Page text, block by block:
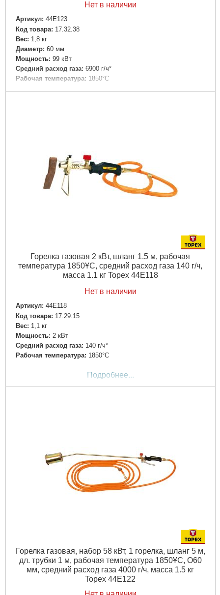
Нет в наличии
Артикул: 44E123
Код товара: 17.32.38
Вес: 1,8 кг
Диаметр: 60 мм
Мощность: 99 кВт
Средний расход газа: 6900 г/ч°
Рабочая температура: 1850°C
Горелка газовая 2 кВт, шланг 1.5 м, рабочая
температура 1850ҰC, средний расход газа 140 г/ч,
масса 1.1 кг Topex 44E118
Нет в наличии
Артикул: 44E118
Код товара: 17.29.15
Вес: 1,1 кг
Мощность: 2 кВт
Средний расход газа: 140 г/ч°
Рабочая температура: 1850°C
Подробнее...
Горелка газовая, набор 58 кВт, 1 горелка, шланг 5 м,
дл. трубки 1 м, рабочая температура 1850ҰC, O60
мм, средний расход газа 4000 г/ч, масса 1.5 кг
Topex 44E122